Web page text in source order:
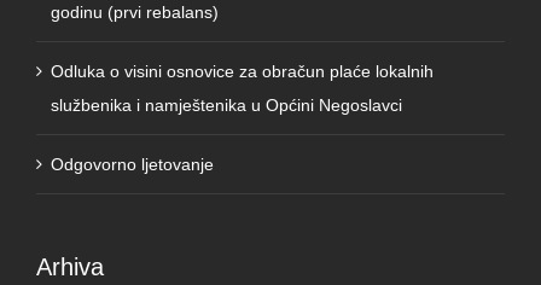
godinu (prvi rebalans)
Odluka o visini osnovice za obračun plaće lokalnih
službenika i namještenika u Općini Negoslavci
Odgovorno ljetovanje
Arhiva